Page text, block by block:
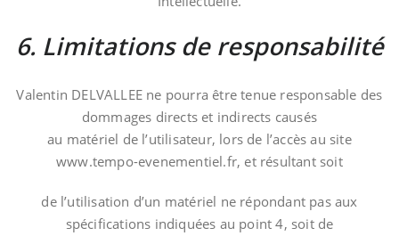
6. Limitations de responsabilité
Valentin DELVALLEE ne pourra être tenue responsable des
dommages directs et indirects causés
au matériel de l’utilisateur, lors de l’accès au site
www.tempo-evenementiel.fr, et résultant soit
de l’utilisation d’un matériel ne répondant pas aux
spécifications indiquées au point 4, soit de